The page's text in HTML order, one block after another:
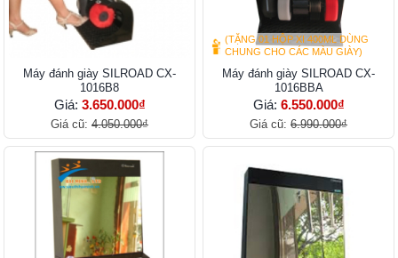
Máy đánh giày SILROAD CX-
1016B8
Giá: 3.650.000₫
Giá cũ: 4.050.000₫
(TẶNG 01 HỘP XI 400ML DÙNG
CHUNG CHO CÁC MÀU GIÀY)
Máy đánh giày SILROAD CX-
1016BBA
Giá: 6.550.000₫
Giá cũ: 6.990.000₫